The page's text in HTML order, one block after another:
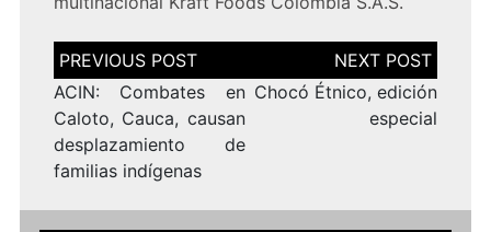
Navegación
de
entradas
ACIN: Combates en
Caloto, Cauca, causan
desplazamiento de
familias indígenas
Chocó Étnico, edición
especial